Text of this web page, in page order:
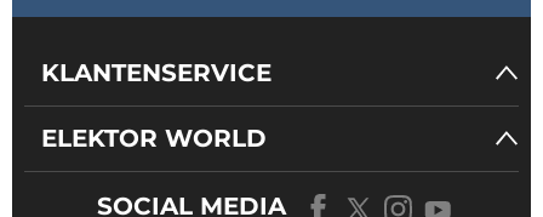
KLANTENSERVICE
ELEKTOR WORLD
SOCIAL MEDIA